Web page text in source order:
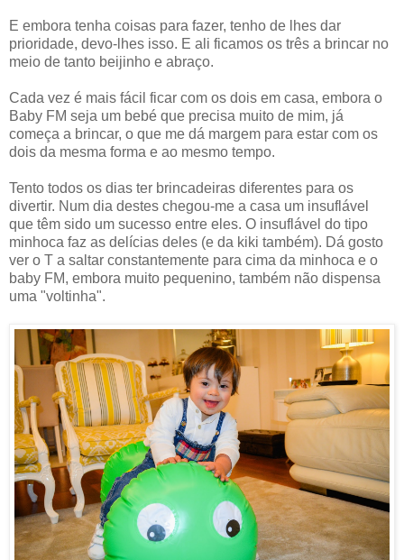
E embora tenha coisas para fazer, tenho de lhes dar
prioridade, devo-lhes isso. E ali ficamos os três a brincar no
meio de tanto beijinho e abraço.
Cada vez é mais fácil ficar com os dois em casa, embora o
Baby FM seja um bebé que precisa muito de mim, já
começa a brincar, o que me dá margem para estar com os
dois da mesma forma e ao mesmo tempo.
Tento todos os dias ter brincadeiras diferentes para os
divertir. Num dia destes chegou-me a casa um insuflável
que têm sido um sucesso entre eles. O insuflável do tipo
minhoca faz as delícias deles (e da kiki também). Dá gosto
ver o T a saltar constantemente para cima da minhoca e o
baby FM, embora muito pequenino, também não dispensa
uma "voltinha".